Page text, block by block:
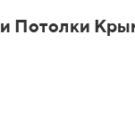
Потолки